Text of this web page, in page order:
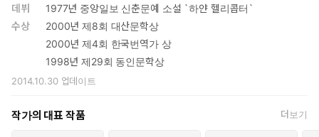
유산은 글쓰기에 대한 새로운 열정과 욕망을 불러일으킬 것이다.
데뷔
1977년 중앙일보 신춘문예 소설 `하얀 헬리콥터`
수상
2000년 제8회 대산문학상
2000년 제4회 한국번역가 상
1998년 제29회 동인문학상
2014.10.30업데이트
작가의 대표 작품 더보기